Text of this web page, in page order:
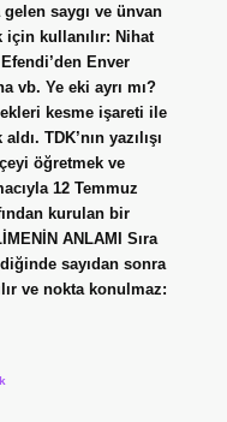
gelen saygı ve ünvan
kullanılır: Nihat
Enver
vb. Ye eki ayrı mı?
kesme işareti ile
TDK’nın yazılışı
öğretmek ve
12 Temmuz
kurulan bir
ANLAMI Sıra
sayıdan sonra
ve nokta konulmaz: